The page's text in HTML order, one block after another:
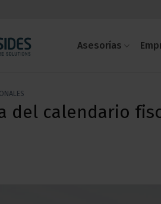
Asesorías
del calendario